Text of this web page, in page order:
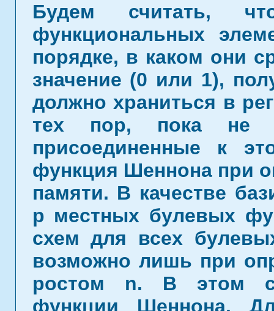
Будем считать,
функциональных
порядке, в каком они
значение (0 или 1),
должно храниться в
тех пор, пока не
присоединенные к
функция Шеннона при
памяти. В качестве
p местных булевых
схем для всех
возможно лишь при
ростом n. В этом
функции Шеннона.